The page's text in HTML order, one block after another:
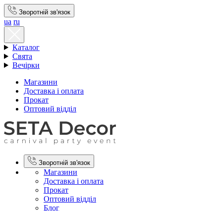
Зворотній зв'язок
ua ru
Каталог
Свята
Вечірки
Магазини
Доставка і оплата
Прокат
Оптовий відділ
Зворотній зв'язок
Магазини
Доставка і оплата
Прокат
Оптовий відділ
Блог